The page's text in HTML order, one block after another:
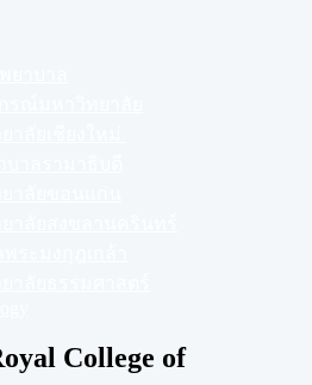
College of